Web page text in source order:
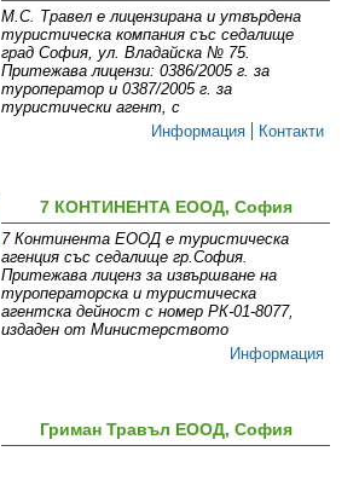
М.С. Травел е лицензирана и утвърдена
туристическа компания със седалище
град София, ул. Владайска № 75.
Притежава лицензи: 0386/2005 г. за
туроператор и 0387/2005 г. за
туристически агент, с
Информация
Контакти
7 КОНТИНЕНТА ЕООД, София
7 Континента ЕООД е туристическа
агенция със седалище гр.София.
Притежава лиценз за извършване на
туроператорска и туристическа
агентска дейност с номер РК-01-8077,
издаден от Министерството
Информация
Гриман Травъл ЕООД, София